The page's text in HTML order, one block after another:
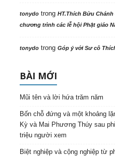
tonydotrong HT.Thích Bửu
chương trình các lễ hội Phật giáo
tonydotrong Góp ý với Sư cô
BÀI MỚI
Mũi tên và lời hứa trăm năm
Bốn chỗ đứng và một khoảng
Kỳ và Mai Phương Thúy sau
triệu người xem
Biệt nghiệp và cộng nghiệp từ